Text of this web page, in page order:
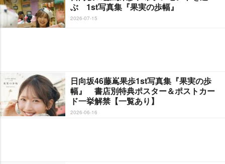
ぶ 1st写真集『果実の歩幅』
2026-07-15
日向坂46藤嶌果歩1st写真集『果実の歩
幅』 書店別特典ポスター＆ポストカー
ド一挙解禁【一覧あり】
2026-06-16